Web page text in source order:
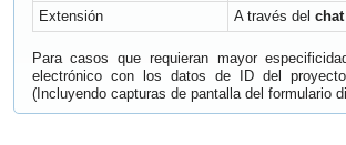
Extensión
A través del chat
Para casos que requieran mayor
electrónico con los datos de ID del
(Incluyendo capturas de pantalla del formulario